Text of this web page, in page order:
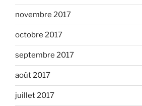
novembre 2017
octobre 2017
septembre 2017
août 2017
juillet 2017